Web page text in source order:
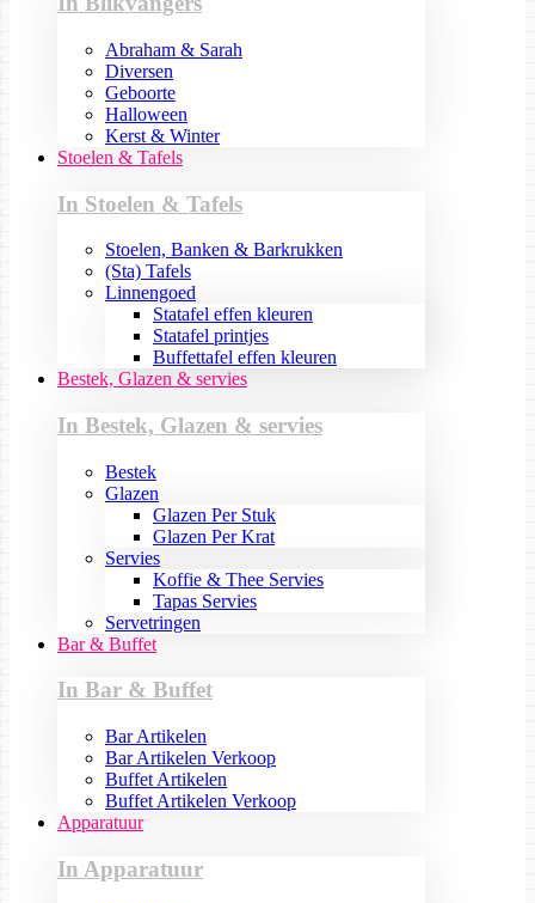
Abraham & Sarah
Diversen
Geboorte
Halloween
Kerst & Winter
Stoelen & Tafels
In Stoelen & Tafels
Stoelen, Banken & Barkrukken
(Sta) Tafels
Linnengoed
Statafel effen kleuren
Statafel printjes
Buffettafel effen kleuren
Bestek, Glazen & servies
In Bestek, Glazen & servies
Bestek
Glazen
Glazen Per Stuk
Glazen Per Krat
Servies
Koffie & Thee Servies
Tapas Servies
Servetringen
Bar & Buffet
In Bar & Buffet
Bar Artikelen
Bar Artikelen Verkoop
Buffet Artikelen
Buffet Artikelen Verkoop
Apparatuur
In Apparatuur